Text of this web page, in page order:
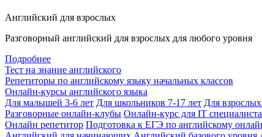
Английский для взрослых
Разговорный английский для взрослых для любого уровня
Подробнее
Тест на знание английского
Репетиторы по английскому языку начальных классов
Онлайн-курсы английского языка
Для малышей 3-6 лет Для школьников 7-17 лет Для
Разговорные онлайн-клубы Онлайн-курс для IT специалиста
Онлайн репетитор Подготовка к ЕГЭ по английскому